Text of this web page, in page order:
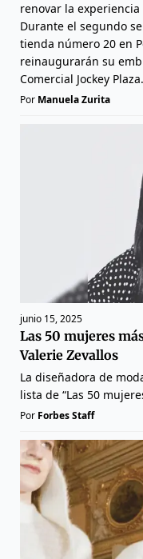
renovar la
Durante el segundo
tienda número 20 en
reinaugurarán su
Comercial Jockey Plaza.
Por Manuela Zurita
junio 15, 2025
Las 50 mujeres
Valerie Zevallos
La diseñadora de
lista de “Las 50
Por Forbes Staff